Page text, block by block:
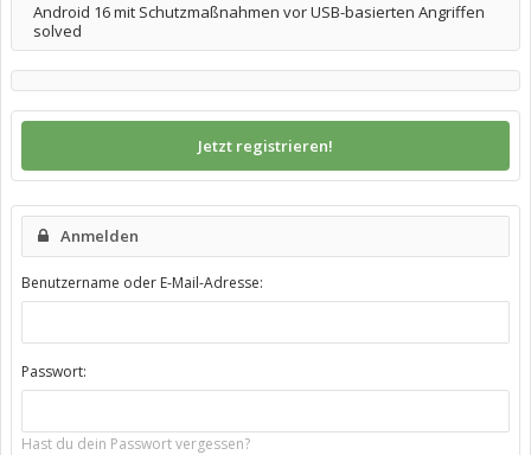
Android 16 mit Schutzmaßnahmen vor USB-basierten Angriffen
solved
Jetzt registrieren!
Anmelden
Benutzername oder E-Mail-Adresse:
Passwort:
Hast du dein Passwort vergessen?